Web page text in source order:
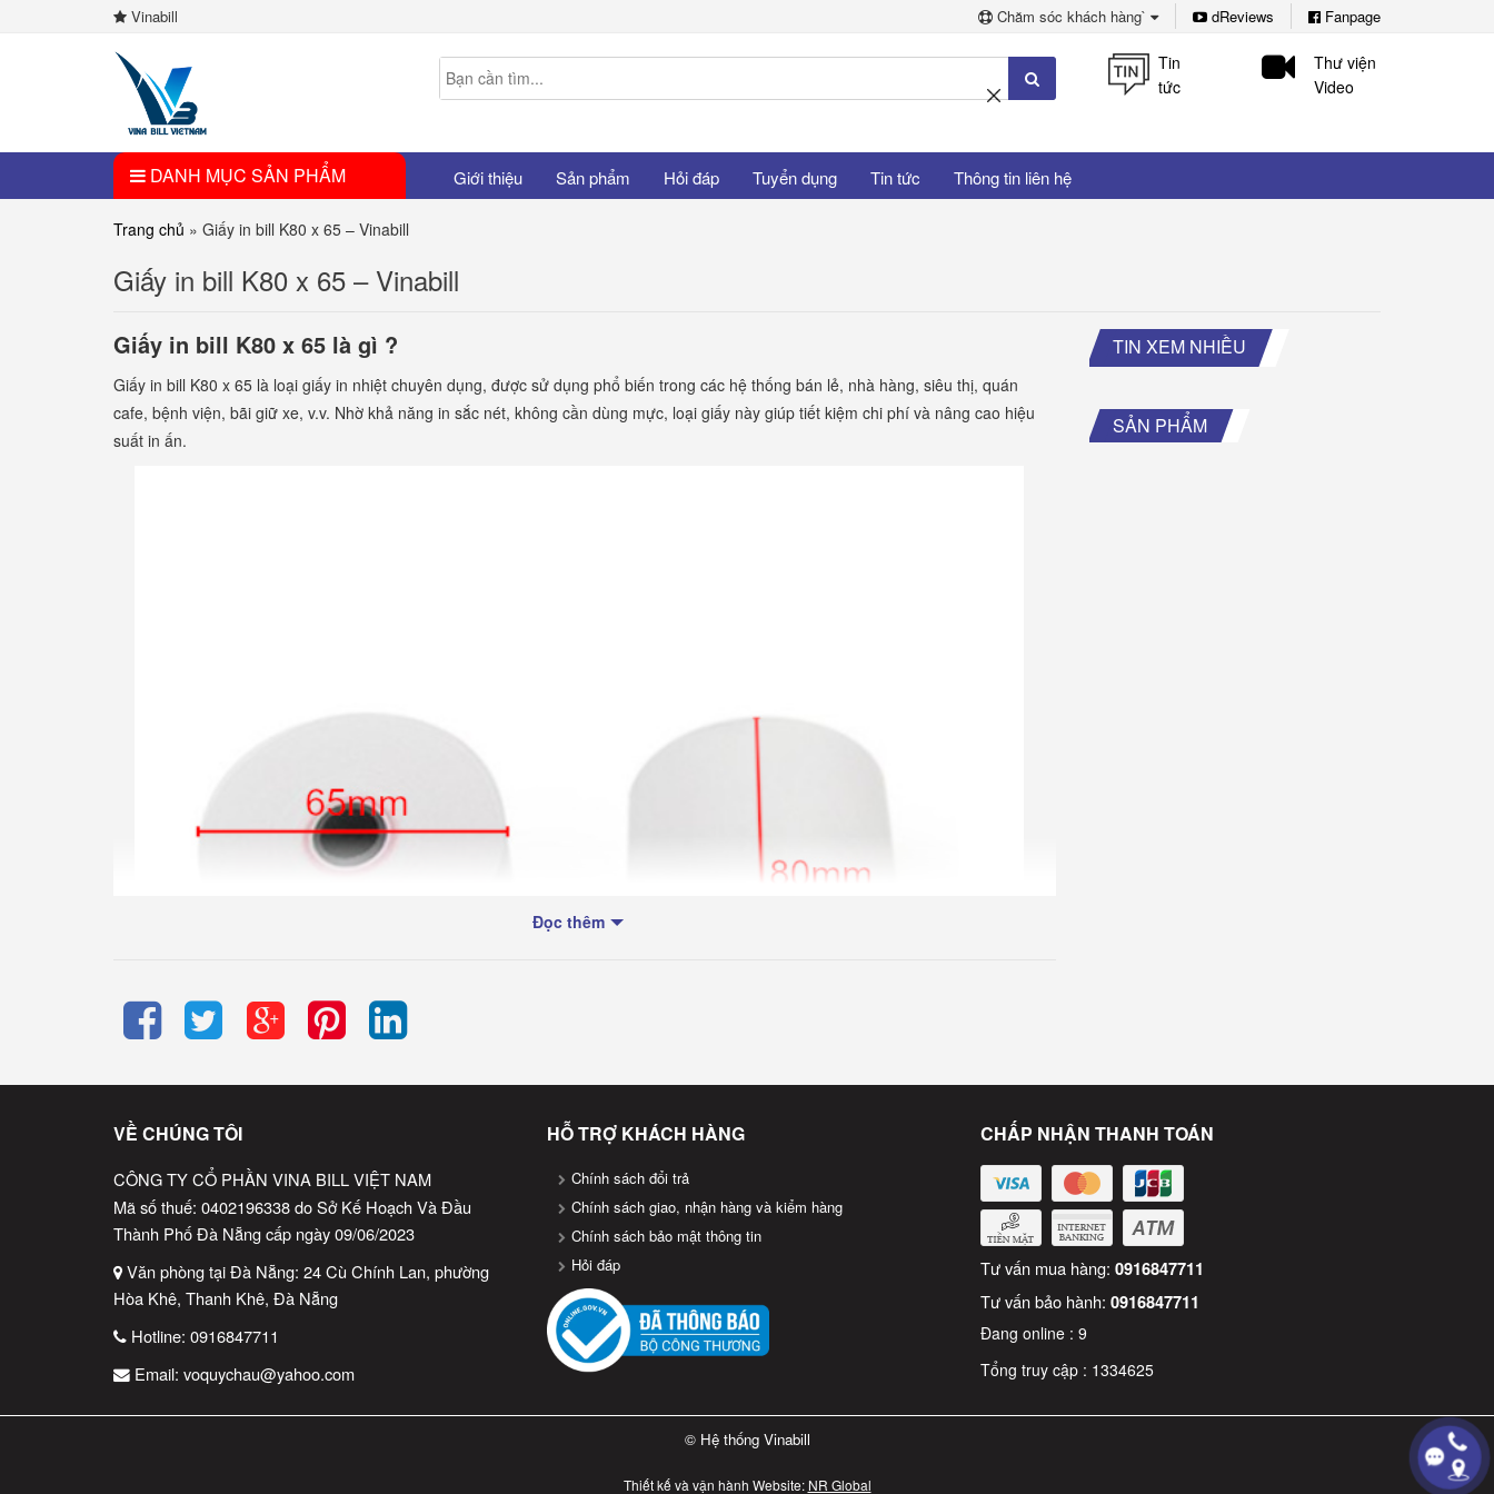
Vinabill Chăm sóc khách hàng` dReviews Fanpage
Tin
tức
Thư viện
Video
DANH MỤC SẢN PHẨM Giới thiệu Sản phẩm Hỏi đáp Tuyển dụng Tin tức Thông tin liên hệ
Trang chủ » Giấy in bill K80 x 65 – Vinabill
Giấy in bill K80 x 65 – Vinabill
Giấy in bill K80 x 65 là gì ?
Giấy in bill K80 x 65 là loại giấy in nhiệt chuyên dụng, được sử dụng phổ biến trong các hệ thống bán lẻ, nhà hàng, siêu thị, quán
cafe, bệnh viện, bãi giữ xe, v.v. Nhờ khả năng in sắc nét, không cần dùng mực, loại giấy này giúp tiết kiệm chi phí và nâng cao hiệu
suất in ấn.
giấy in bill k80 x 65 cao cấp
Thông Số Kỹ Thuật
Đọc thêm
TIN XEM NHIỀU
SẢN PHẨM
VỀ CHÚNG TÔI
CÔNG TY CỔ PHẦN VINA BILL VIỆT NAM
Mã số thuế: 0402196338 do Sở Kế Hoạch Và Đầu
Thành Phố Đà Nẵng cấp ngày 09/06/2023
Văn phòng tại Đà Nẵng: 24 Cù Chính Lan, phường
Hòa Khê, Thanh Khê, Đà Nẵng
Hotline: 0916847711
Email: voquychau@yahoo.com
HỖ TRỢ KHÁCH HÀNG
Chính sách đổi trả
Chính sách giao, nhận hàng và kiểm hàng
Chính sách bảo mật thông tin
Hỏi đáp
CHẤP NHẬN THANH TOÁN
Tư vấn mua hàng: 0916847711
Tư vấn bảo hành: 0916847711
Đang online : 9
Tổng truy cập : 1334625
© Hệ thống Vinabill
Thiết kế và vận hành Website: NR Global